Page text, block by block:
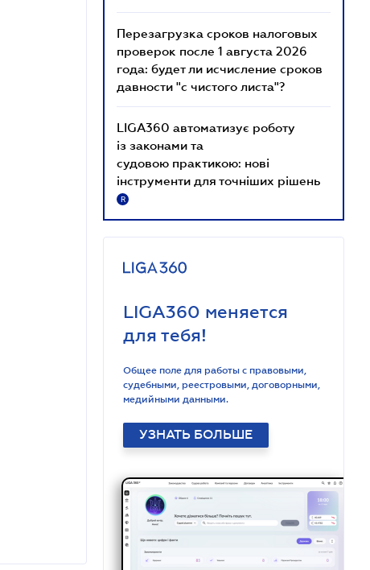
Перезагрузка сроков налоговых
проверок после 1 августа 2026
года: будет ли исчисление сроков
давности "с чистого листа"?
LIGA360 автоматизує роботу
із законами та
судовою практикою: нові
інструменти для точніших рішень
R
LIGA360 меняется
для тебя!
Общее поле для работы с правовыми,
судебными, реестровыми, договорными,
медийными данными.
УЗНАТЬ БОЛЬШЕ